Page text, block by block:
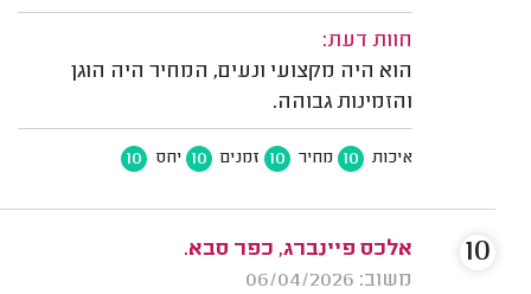
חוות דעת:
הוא היה מקצועי ונעים, המחיר היה הוגן
והזמינות גבוהה.
איכות 10 מחיר 10 זמנים 10 יחס 10
אלכס פיינברג, כפר סבא.
משוב: 06/04/2026
10